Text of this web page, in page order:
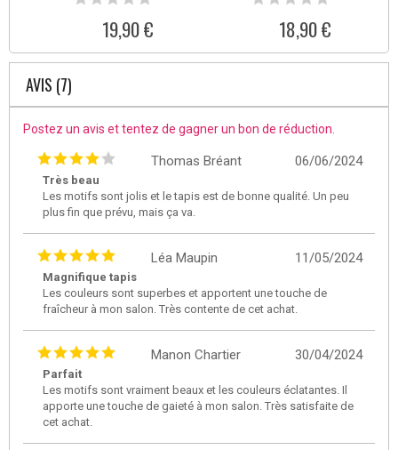
19,90 € 18,90 €
AVIS (7)
Postez un avis et tentez de gagner un bon de réduction.
06/06/2024
Thomas Bréant
Très beau
Les motifs sont jolis et le tapis est de bonne qualité. Un peu
plus fin que prévu, mais ça va.
11/05/2024
Léa Maupin
Magnifique tapis
Les couleurs sont superbes et apportent une touche de
fraîcheur à mon salon. Très contente de cet achat.
30/04/2024
Manon Chartier
Parfait
Les motifs sont vraiment beaux et les couleurs éclatantes. Il
apporte une touche de gaieté à mon salon. Très satisfaite de
cet achat.